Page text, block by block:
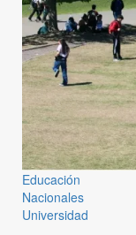
Educación
Nacionales
Universidad